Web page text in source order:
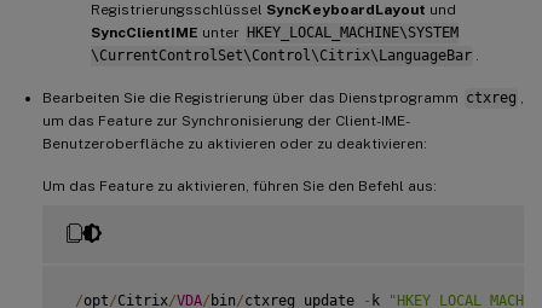
Registrierungsschlüssel SyncKeyboardLayout und
SyncClientIME unter HKEY_LOCAL_MACHINE\SYSTEM
\CurrentControlSet\Control\Citrix\LanguageBar .
Bearbeiten Sie die Registrierung über das Dienstprogramm ctxreg ,
um das Feature zur Synchronisierung der Client-IME-
Benutzeroberfläche zu aktivieren oder zu deaktivieren:
Um das Feature zu aktivieren, führen Sie den Befehl aus:
/opt/Citrix/VDA/ bin/ctxreg update - k